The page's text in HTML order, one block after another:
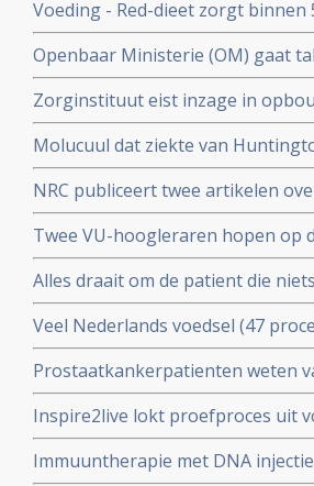
Voeding - Red-dieet zorgt
ADHD afkomen en geen
kinderen voor deelname aan
Openbaar Ministerie (OM) gaat
sickofsmoking - zeggen artikel
Zorginstituut eist inzage in
worden opgenomen in
Molucuul dat ziekte van
korte termijn zonder gezonde
NRC publiceert twee artikelen
alternatieve genezer patienten
Twee VU-hoogleraren hopen op
tegen depressie, adhd of
Alles draait om de patient die
Parool
Veel Nederlands voedsel (47
cornflakes, pasta en hagelslag is
kanker veroorzaken.
Prostaatkankerpatienten weten
behandelingsopties voor hun
realiseren zich onvoldoende wat
zijn
Inspire2live lokt proefproces uit
patentrecht: wat gaat voor?
Immuuntherapie met DNA